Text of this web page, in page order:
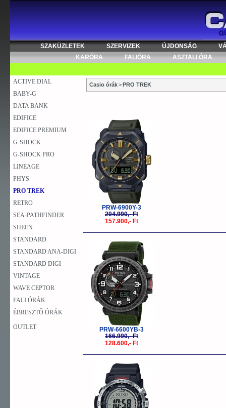
SZAKÜZLETEK SZERVIZEK ÚJDONSÁG
KARÓRA
FALIÓRA ASZTALI ÓRA
ACTIVE DIAL
BABY-G
DATA BANK
EDIFICE
EDIFICE PREMIUM
G-SHOCK
G-SHOCK PRO
LINEAGE
PHYS
PRO TREK
RETRO
SEA-PATHFINDER
SHEEN
STANDARD
STANDARD ANA-DIGI
STANDARD DIGI
VINTAGE
WAVE CEPTOR
FALI ÓRÁK
ÉBRESZTŐ ÓRÁK
OUTLET
Casio órák>PRO TREK
-23%
PRW-6900Y-3
204.990,- Ft
157.900,- Ft
-23%
PRW-6600YB-3
166.990,- Ft
128.600,- Ft